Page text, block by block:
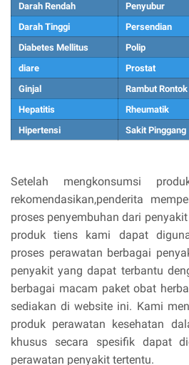
Darah Rendah
Penyubur
Darah Tinggi
Persendian
Diabetes Mellitus
Polip
diare
Prostat
Ginjal
Rambut Rontok
Hepatitis
Rheumatik
Hipertensi
Sakit Pinggang
Setelah mengkonsumsi
rekomendasikan,penderita
proses penyembuhan dari
produk tiens kami dapat
proses perawatan berbagai
penyakit yang dapat terbantu
berbagai macam paket obat
sediakan di website ini. Kami
produk perawatan kesehatan
khusus secara spesifik dapat
perawatan penyakit tertentu.